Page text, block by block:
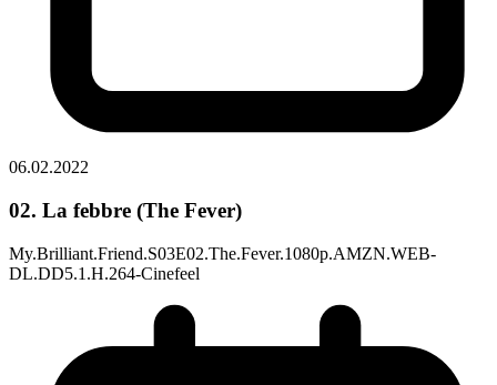
06.02.2022
02. La febbre (The Fever)
My.Brilliant.Friend.S03E02.The.Fever.1080p.AMZN.WEB-
DL.DD5.1.H.264-Cinefeel